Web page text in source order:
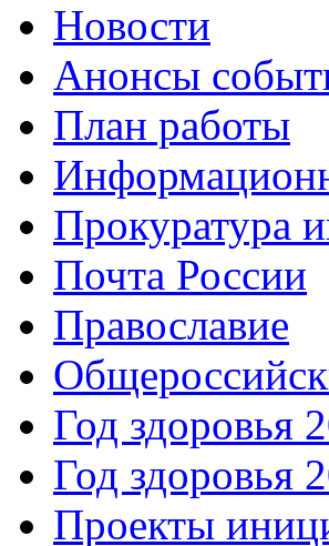
Новости
Анонсы
План работы
Прокуратура
Почта России
Православие
Год здоровья
Год здоровья
Проекты